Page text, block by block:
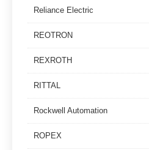
Reliance Electric
REOTRON
REXROTH
RITTAL
Rockwell Automation
ROPEX